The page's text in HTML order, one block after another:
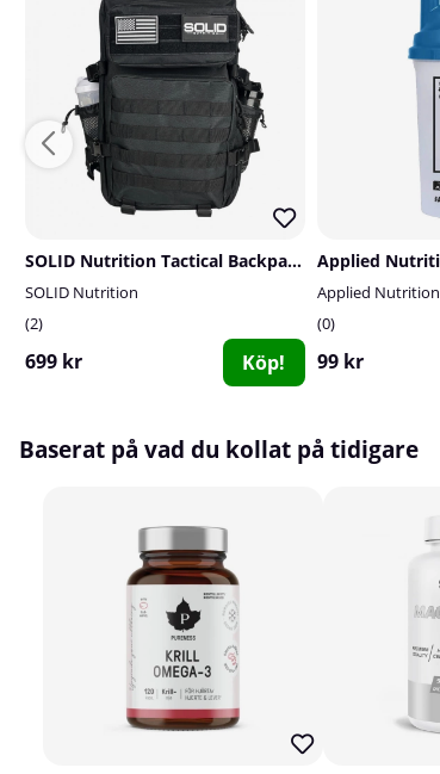
SOLID Nutrition Tactical Backpack, 45 L
SOLID Nutrition
2
699 kr Köp!
Applied Nutrition
0
99 kr
Baserat på vad du kollat på tidigare